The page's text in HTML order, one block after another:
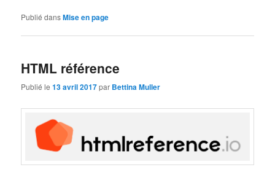
Publié dansMise en page
HTML référence
Publié le13 avril 2017par Bettina Muller